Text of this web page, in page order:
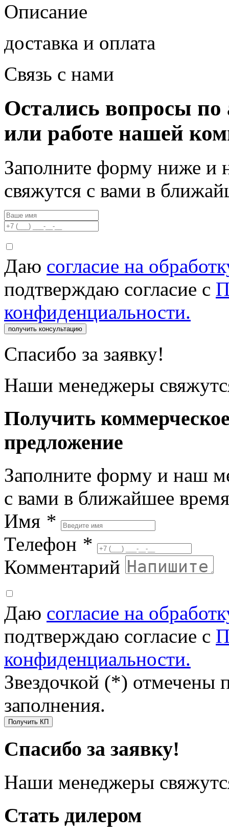
Описание
доставка и оплата
Связь с нами
Остались вопросы по
или работе нашей
Заполните форму ниже и
свяжутся с вами в
Даю согласие на
подтверждаю согласие с
конфиденциальности.
получить консультацию
Спасибо за заявку!
Наши менеджеры
Получить
предложение
Заполните форму и наш
с вами в ближайшее время
Имя *
Телефон *
Комментарий
Даю согласие на
подтверждаю согласие с
конфиденциальности.
Звездочкой (*) отмечены
заполнения.
Получить КП
Спасибо за заявку!
Наши менеджеры
Стать дилером